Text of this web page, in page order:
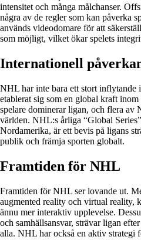
intensitet och många målchanser.
några av de regler som kan påverka
används videodomare för att
som möjligt, vilket ökar spelets
Internationell
NHL har inte bara ett stort inflytande
etablerat sig som en global kraft
spelare dominerar ligan, och flera av
världen. NHL:s årliga “Global
Nordamerika, är ett bevis på ligans
publik och främja sporten globalt.
Framtiden för NHL
Framtiden för NHL ser lovande ut.
augmented reality och virtual reality,
ännu mer interaktiv upplevelse.
och samhällsansvar, strävar ligan
alla. NHL har också en aktiv strategi